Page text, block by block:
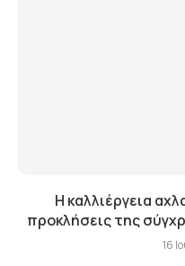
Η καλλιέργεια
προκλήσεις της
16